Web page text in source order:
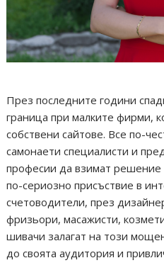
През последните години
граница при малките фирми,
собствени сайтове. Все по-
самонаети специалисти и
професии да взимат решение
по-сериозно присъствие в
счетоводители, през
фризьори, масажисти,
шивачи залагат на този
до своята аудитория и